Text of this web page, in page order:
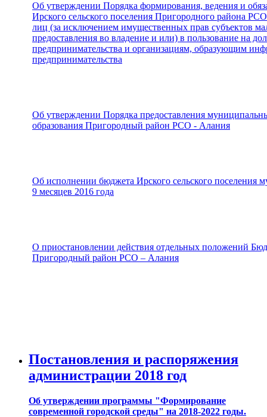
Об утверждении Порядка формирования, ведения и
Ирского сельского поселения Пригородного района
лиц (за исключением имущественных прав субъектов
предоставления во владение и или) в пользование на
предпринимательства и организациям, образующим
предпринимательства
Об утверждении Порядка предоставления
образования Пригородный район РСО - Алания
Об исполнении бюджета Ирского сельского
9 месяцев 2016 года
О приостановлении действия отдельных положений
Пригородный район РСО – Алания
Постановления и распоряжения
администрации 2018 год
Об утверждении программы "Формирование
современной городской среды" на 2018-2022 годы.